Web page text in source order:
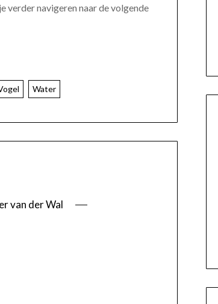
verder navigeren naar de volgende
Water
van der Wal